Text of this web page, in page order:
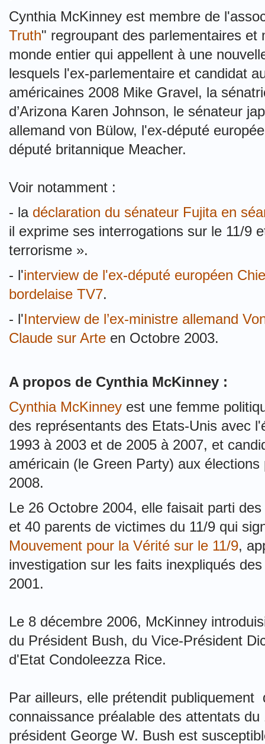
Cynthia McKinney est membre de
Truth" regroupant des parlementaires
monde entier qui appellent à une
lesquels l'ex-parlementaire et candidat
américaines 2008 Mike Gravel, la
d’Arizona Karen Johnson, le sénateur
allemand von Bülow, l'ex-député
député britannique Meacher.
Voir notamment :
- la déclaration du sénateur Fujita en
il exprime ses interrogations sur le 11/9
terrorisme ».
- l'interview de l'ex-député européen
bordelaise TV7.
- l'Interview de l’ex-ministre allemand
Claude sur Arte en Octobre 2003.
A propos de Cynthia McKinney :
Cynthia McKinney est une femme
des représentants des Etats-Unis avec
1993 à 2003 et de 2005 à 2007, et
américain (le Green Party) aux
2008.
Le 26 Octobre 2004, elle faisait parti
et 40 parents de victimes du 11/9 qui
Mouvement pour la Vérité sur le 11/9,
investigation sur les faits inexpliqués
2001.
Le 8 décembre 2006, McKinney
du Président Bush, du Vice-Président
d'Etat Condoleezza Rice.
Par ailleurs, elle prétendit
connaissance préalable des attentats
président George W. Bush est